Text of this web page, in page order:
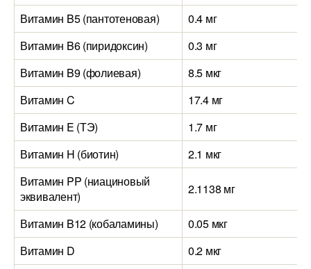
Витамин B5 (пантотеновая)
0.4 мг
Витамин B6 (пиридоксин)
0.3 мг
Витамин B9 (фолиевая)
8.5 мкг
Витамин C
17.4 мг
Витамин E (ТЭ)
1.7 мг
Витамин H (биотин)
2.1 мкг
Витамин PP (ниациновый
эквивалент)
2.1138 мг
Витамин B12 (кобаламины)
0.05 мкг
Витамин D
0.2 мкг